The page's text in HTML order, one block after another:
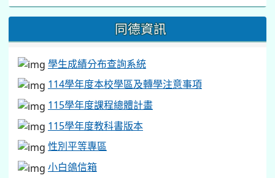
同德資訊
學生成績分布查詢系統
114學年度本校學區及轉學注意事項
115學年度課程總體計畫
115學年度教科書版本
性別平等專區
小白鴿信箱